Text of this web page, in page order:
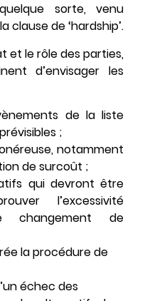
sorte, venu
clause de ‘hardship’.
et le rôle des parties,
d’envisager les
de la liste
;
notamment
de surcoût ;
qui devront être
l’excessivité
changement de
la procédure de
échec des